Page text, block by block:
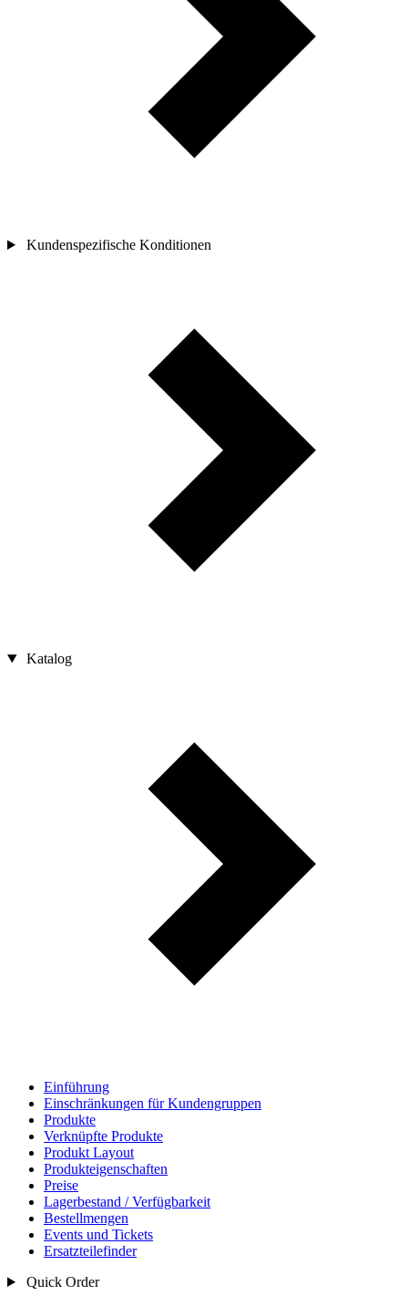
Kundenspezifische Konditionen
Katalog
Einführung
Einschränkungen für Kundengruppen
Produkte
Verknüpfte Produkte
Produkt Layout
Produkteigenschaften
Preise
Lagerbestand / Verfügbarkeit
Bestellmengen
Events und Tickets
Ersatzteilefinder
Quick Order